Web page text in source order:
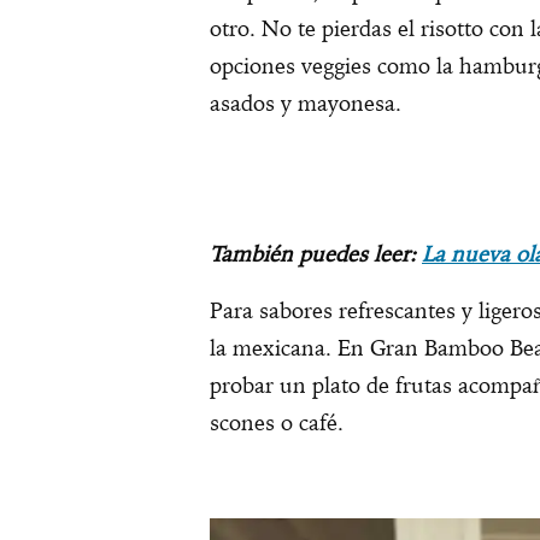
otro. No te pierdas el risotto con
opciones veggies como la
asados y mayonesa.
También puedes leer:La nueva
Para sabores refrescantes y
la mexicana. En Gran Bamboo
probar un plato de frutas
scones o café.